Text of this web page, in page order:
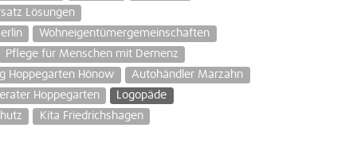
Lösungen
Wohneigentümergemeinschaften
Pflege für Menschen mit Demenz
Hoppegarten Hönow
Autohändler Marzahn
Hoppegarten
Logopäde
Kita Friedrichshagen